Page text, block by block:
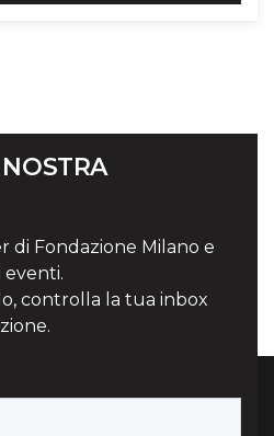
di Fondazione Milano e
eventi.
controlla la tua inbox